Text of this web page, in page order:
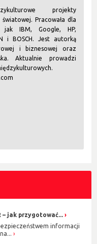
projekty
Pracowała dla
jak IBM, Google, HP,
i BOSCH. Jest autorką
i biznesowej oraz
Aktualnie prowadzi
– jak przygotować...
informacji